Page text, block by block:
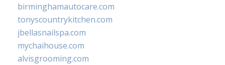
birminghamautocare.com
tonyscountrykitchen.com
jbellasnailspa.com
mychaihouse.com
alvisgrooming.com